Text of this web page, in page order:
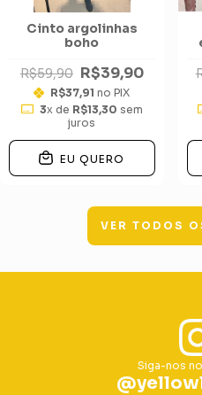
Cinto argolinhas
boho
R$59,90 R$39,90
R$37,91 no PIX
3x de R$13,30 sem
juros
EU QUERO
VER TODOS
Siga-nos